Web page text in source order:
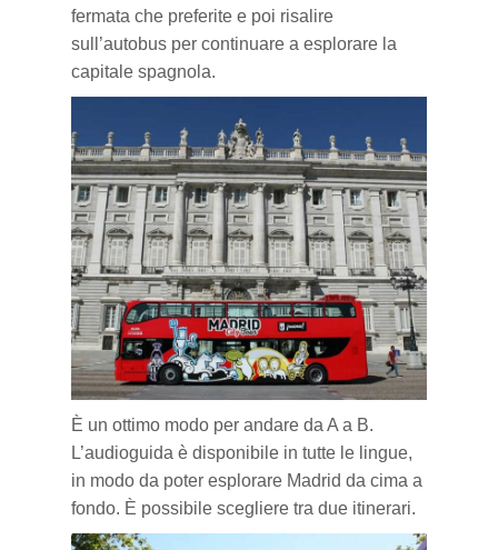
fermata che preferite e poi risalire
sull’autobus per continuare a esplorare la
capitale spagnola.
È un ottimo modo per andare da A a B.
L’audioguida è disponibile in tutte le lingue,
in modo da poter esplorare Madrid da cima a
fondo. È possibile scegliere tra due itinerari.